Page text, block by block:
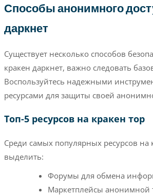
Способы анонимного
даркнет
Существует несколько способов
кракен даркнет, важно следовать
Воспользуйтесь надежными
ресурсами для защиты своей
Топ-5 ресурсов на кракен тор
Среди самых популярных ресурсов на
выделить:
Форумы для обмена
Маркетплейсы анонимной